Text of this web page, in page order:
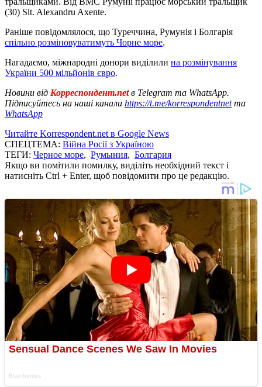
(30) Slt. Alexandru Axente.
Раніше повідомлялося, що Туреччина, Румунія і Болгарія
спільно розміновуватимуть Чорне море.
Нагадаємо, міжнародні донори виділили на розмінування
України 500 мільйонів євро.
Новини від Корреспондент.netв Telegram та WhatsApp.
Підписуйтесь на наші канали https://t.me/korrespondentnetта
WhatsApp
Читайте Korrespondent.net в Google News
СПЕЦТЕМА: Війна Росії з Україною
ТЕГИ: Черное море, Румыния, Болгария
Якщо ви помітили помилку, виділіть необхідний текст і
натисніть Ctrl + Enter, щоб повідомити про це редакцію.